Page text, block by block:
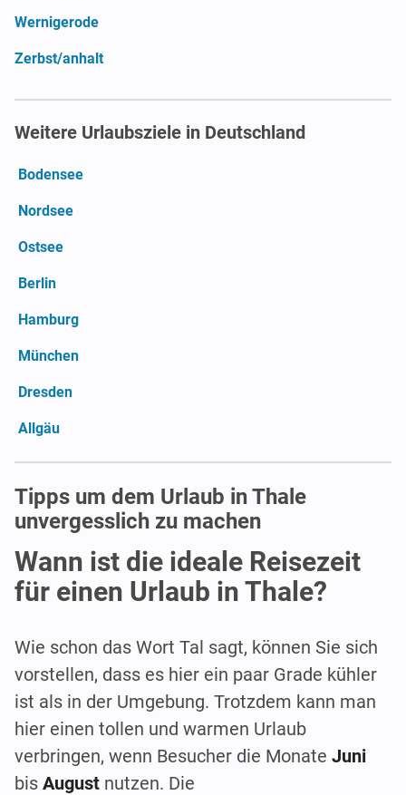
Wernigerode
Zerbst/anhalt
Weitere Urlaubsziele in Deutschland
Bodensee
Nordsee
Ostsee
Berlin
Hamburg
München
Dresden
Allgäu
Tipps um dem Urlaub in Thale
unvergesslich zu machen
Wann ist die ideale Reisezeit
für einen Urlaub in Thale?
Wie schon das Wort Tal sagt, können Sie sich
vorstellen, dass es hier ein paar Grade kühler
ist als in der Umgebung. Trotzdem kann man
hier einen tollen und warmen Urlaub
verbringen, wenn Besucher die Monate Juni
bis August nutzen. Die